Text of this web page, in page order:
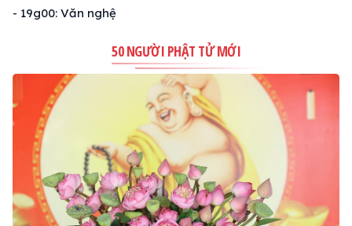
- 19g00: Văn nghệ
50 NGƯỜI PHẬT TỬ MỚI